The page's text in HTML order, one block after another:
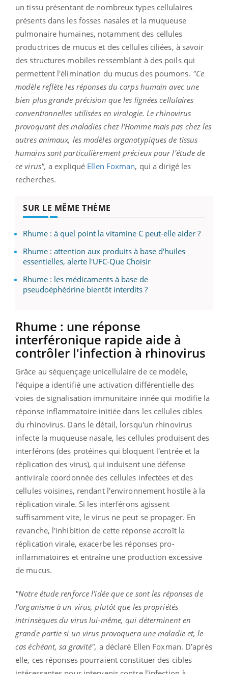
un tissu présentant de nombreux types cellulaires
présents dans les fosses nasales et la muqueuse
pulmonaire humaines, notamment des cellules
productrices de mucus et des cellules ciliées, à savoir
des structures mobiles ressemblant à des poils qui
permettent l'élimination du mucus des poumons. "Ce
modèle reflète les réponses du corps humain avec une
bien plus grande précision que les lignées cellulaires
conventionnelles utilisées en virologie. Le rhinovirus
provoquant des maladies chez l'Homme mais pas chez les
autres animaux, les modèles organotypiques de tissus
humains sont particulièrement précieux pour l'étude de
ce virus", a expliqué Ellen Foxman, qui a dirigé les
recherches.
SUR LE MÊME THÈME
Rhume : à quel point la vitamine C peut-elle aider ?
Rhume : attention aux produits à base d'huiles
essentielles, alerte l'UFC-Que Choisir
Rhume : les médicaments à base de
pseudoéphédrine bientôt interdits ?
Rhume : une réponse
interféronique rapide aide à
contrôler l'infection à rhinovirus
Grâce au séquençage unicellulaire de ce modèle,
l’équipe a identifié une activation différentielle des
voies de signalisation immunitaire innée qui modifie la
réponse inflammatoire initiée dans les cellules cibles
du rhinovirus. Dans le détail, lorsqu'un rhinovirus
infecte la muqueuse nasale, les cellules produisent des
interférons (des protéines qui bloquent l'entrée et la
réplication des virus), qui induisent une défense
antivirale coordonnée des cellules infectées et des
cellules voisines, rendant l'environnement hostile à la
réplication virale. Si les interférons agissent
suffisamment vite, le virus ne peut se propager. En
revanche, l'inhibition de cette réponse accroît la
réplication virale, exacerbe les réponses pro-
inflammatoires et entraîne une production excessive
de mucus.
"Notre étude renforce l'idée que ce sont les réponses de
l'organisme à un virus, plutôt que les propriétés
intrinsèques du virus lui-même, qui déterminent en
grande partie si un virus provoquera une maladie et, le
cas échéant, sa gravité", a déclaré Ellen Foxman. D’après
elle, ces réponses pourraient constituer des cibles